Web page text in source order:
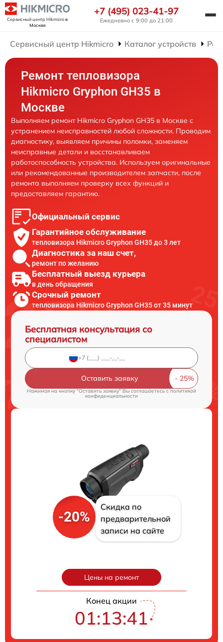
Сервисный центр Hikmicroв
Москве
+7 (495) 023-41-97
Ежедневно с 9:00 до 21:00
Сервисный центр Hikmicro Каталог устройств
Ремонт тепловизора
Hikmicro Gryphon GH35 в
Москве
Выполняем ремонт Hikmicro Gryphon GH35 в Москве с
устранением неисправностей любой сложности. Проводим
диагностику, выявляем причины поломки, заменяем
неисправные детали и восстанавливаем
работоспособность устройства. Используем оригинальные
или рекомендованные производителем запчасти, после
ремонта выполняем проверку всех функций и
предоставляем гарантию.
Официальный сервис
Гарантийное обслуживание
тепловизора Hikmicro Gryphon GH35 до 3 лет
Диагностика за наш счет,
ремонт по желанию
Бесплатный выезд курьера
в день обращения
Срочный ремонт
тепловизора Hikmicro Gryphon GH35 от 35 минут
Бесплатная консультация со
специалистом
Оставить заявку
Нажимая на кнопку "Оставить заявку" Вы соглашаетесь cполитикой
конфиденциальности
-20%
Скидка по
предварительной
записи на сайте
Цены на ремонт
Конец акции
01:13:40